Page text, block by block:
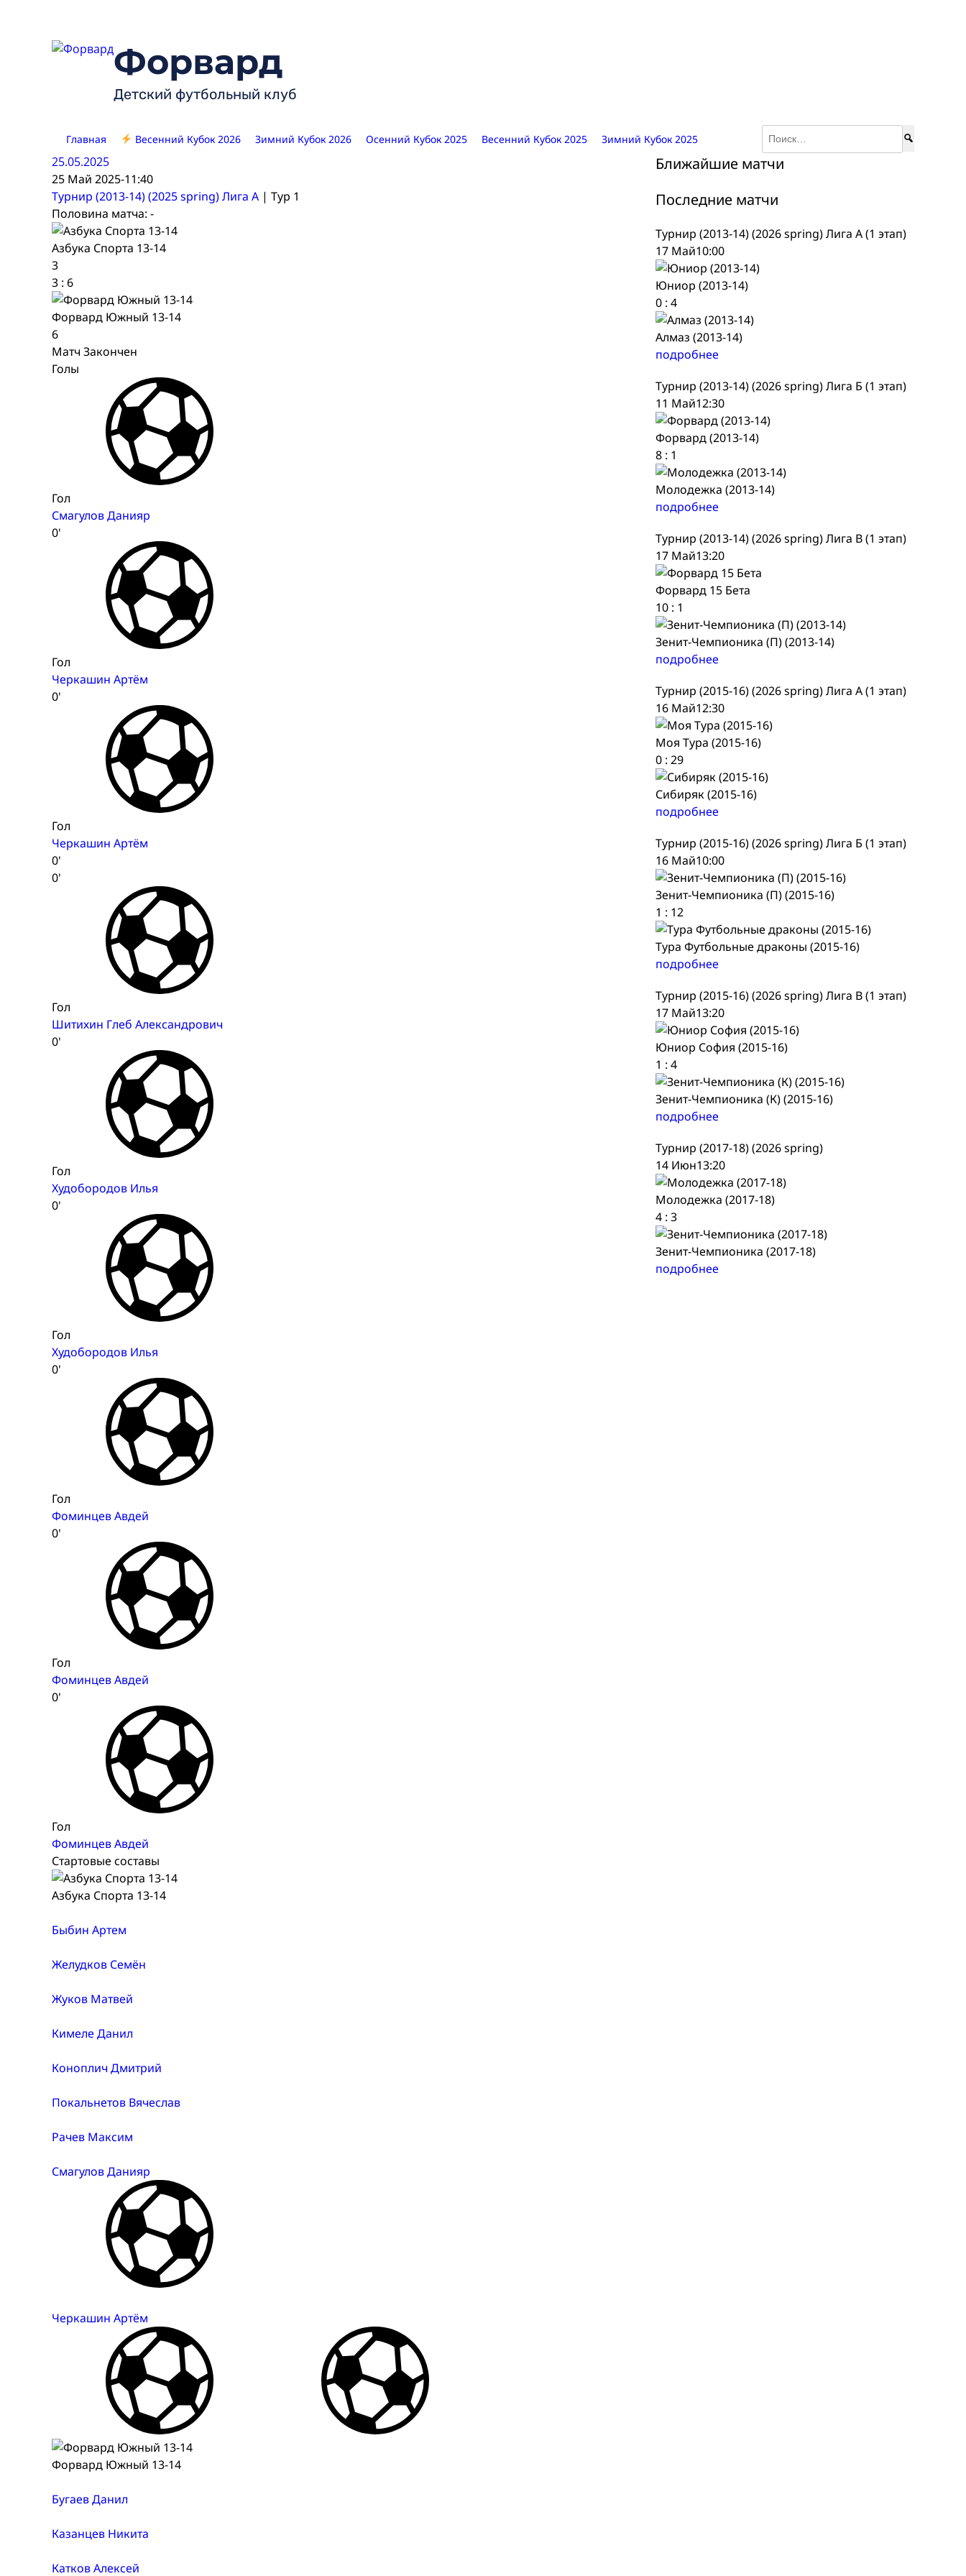
Форвард
Детский футбольный клуб
Главная Весенний Кубок 2026 Зимний Кубок 2026 Осенний Кубок 2025 Весенний Кубок 2025 Зимний Кубок 2025
Найти:
25.05.2025
25 Май 2025-11:40
Турнир (2013-14) (2025 spring) Лига А | Тур 1
Половина матча: -
Азбука Спорта 13-14
3
3 : 6
Форвард Южный 13-14
6
Матч Закончен
Голы
Гол
Смагулов Данияр
0'
Гол
Черкашин Артём
0'
Гол
Черкашин Артём
0'
0'
Гол
Шитихин Глеб Александрович
0'
Гол
Худобородов Илья
0'
Гол
Худобородов Илья
0'
Гол
Фоминцев Авдей
0'
Гол
Фоминцев Авдей
0'
Гол
Фоминцев Авдей
Стартовые составы
Азбука Спорта 13-14
Быбин Артем
Желудков Семён
Жуков Матвей
Кимеле Данил
Коноплич Дмитрий
Покальнетов Вячеслав
Рачев Максим
Смагулов Данияр
Черкашин Артём
Форвард Южный 13-14
Бугаев Данил
Казанцев Никита
Катков Алексей
Ближайшие матчи
Последние матчи
Турнир (2013-14) (2026 spring) Лига А (1 этап)
17 Май10:00
Юниор (2013-14)
0 : 4
Алмаз (2013-14)
подробнее
Турнир (2013-14) (2026 spring) Лига Б (1 этап)
11 Май12:30
Форвард (2013-14)
8 : 1
Молодежка (2013-14)
подробнее
Турнир (2013-14) (2026 spring) Лига В (1 этап)
17 Май13:20
Форвард 15 Бета
10 : 1
Зенит-Чемпионика (П) (2013-14)
подробнее
Турнир (2015-16) (2026 spring) Лига А (1 этап)
16 Май12:30
Моя Тура (2015-16)
0 : 29
Сибиряк (2015-16)
подробнее
Турнир (2015-16) (2026 spring) Лига Б (1 этап)
16 Май10:00
Зенит-Чемпионика (П) (2015-16)
1 : 12
Тура Футбольные драконы (2015-16)
подробнее
Турнир (2015-16) (2026 spring) Лига В (1 этап)
17 Май13:20
Юниор София (2015-16)
1 : 4
Зенит-Чемпионика (К) (2015-16)
подробнее
Турнир (2017-18) (2026 spring)
14 Июн13:20
Молодежка (2017-18)
4 : 3
Зенит-Чемпионика (2017-18)
подробнее